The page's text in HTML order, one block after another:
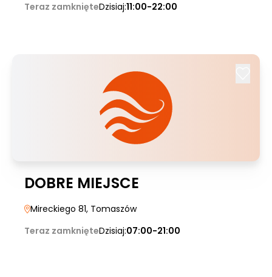
Teraz zamknięteDzisiaj:11:00-22:00
DOBRE MIEJSCE
Mireckiego 81, Tomaszów
Teraz zamknięteDzisiaj:07:00-21:00